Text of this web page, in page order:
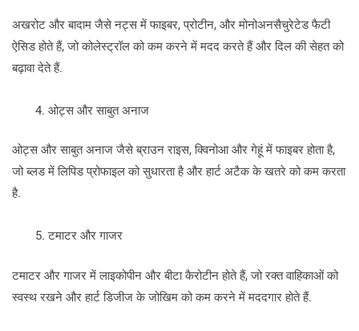
अखरोट और बादाम जैसे नट्स में फाइबर, प्रोटीन, और मोनोअनसैचुरेटेड फैटी
ऐसिड होते हैं, जो कोलेस्ट्रॉल को कम करने में मदद करते हैं और दिल की सेहत को
बढ़ावा देते हैं.
ओट्स और साबुत अनाज
ओट्स और साबुत अनाज जैसे ब्राउन राइस, क्विनोआ और गेहूं में फाइबर होता है,
जो ब्लड में लिपिड प्रोफाइल को सुधारता है और हार्ट अटैक के खतरे को कम करता
है.
टमाटर और गाजर
टमाटर और गाजर में लाइकोपीन और बीटा कैरोटीन होते हैं, जो रक्त वाहिकाओं को
स्वस्थ रखने और हार्ट डिजीज के जोखिम को कम करने में मददगार होते हैं.